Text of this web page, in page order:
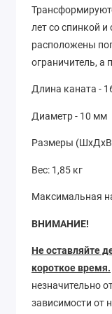
лет со спинкой
расположены
ограничитель, а
Длина каната -
Диаметр - 10 мм
Размеры
Вес: 1,85 кг
Максимальная
ВНИМАНИЕ!
Не оставляйте
короткое время.
незначительно
зависимости от